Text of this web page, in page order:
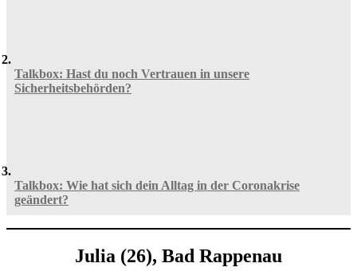
Talkbox: Hast du noch Vertrauen in unsere
Sicherheitsbehörden?
Talkbox: Wie hat sich dein Alltag in der Coronakrise
geändert?
Julia (26), Bad Rappenau